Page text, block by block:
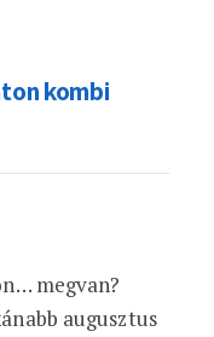
kombi
megvan?
augusztus